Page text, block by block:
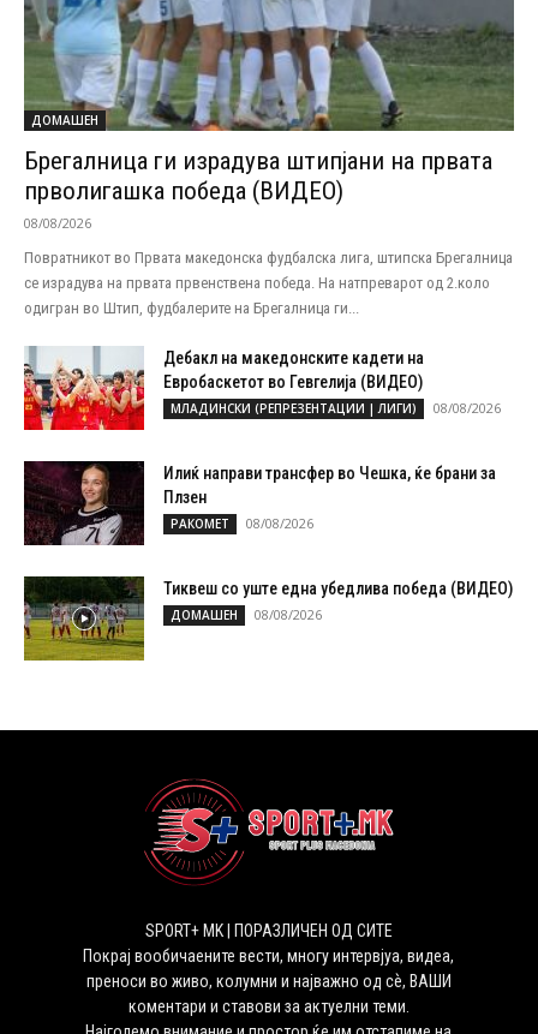
ДОМАШЕН
Брегалница ги израдува штипјани на првата
прволигашка победа (ВИДЕО)
08/08/2026
Повратникот во Првата македонска фудбалска лига, штипска Брегалница
се израдува на првата првенствена победа. На натпреварот од 2.коло
одигран во Штип, фудбалерите на Брегалница ги...
Дебакл на македонските кадети на
Евробаскетот во Гевгелија (ВИДЕО)
МЛАДИНСКИ (РЕПРЕЗЕНТАЦИИ | ЛИГИ) 08/08/2026
Илиќ направи трансфер во Чешка, ќе брани за
Плзен
РАКОМЕТ 08/08/2026
Тиквеш со уште една убедлива победа (ВИДЕО)
ДОМАШЕН 08/08/2026
SPORT+ MK | ПОРАЗЛИЧЕН ОД СИТЕ
Покрај вообичаените вести, многу интервјуа, видеа,
преноси во живо, колумни и најважно од сѐ, ВАШИ
коментари и ставови за актуелни теми.